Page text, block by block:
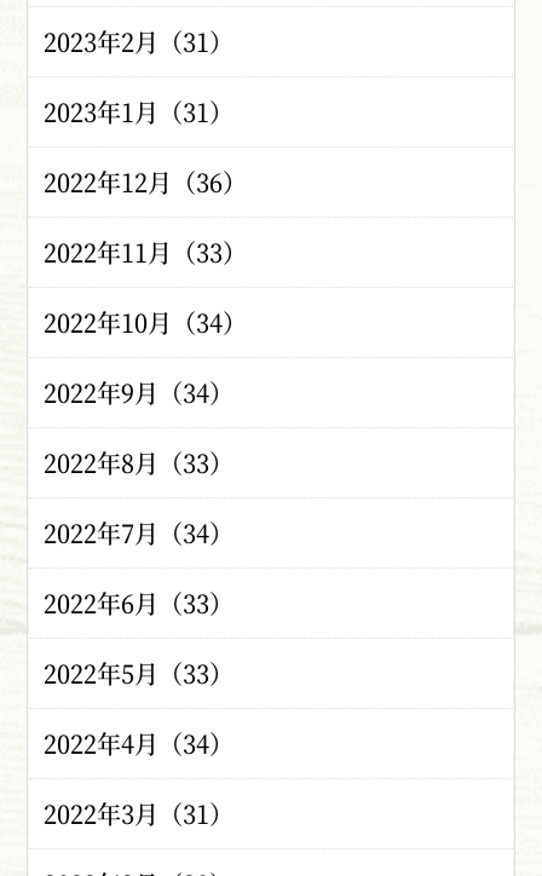
2023年2月（31）
2023年1月（31）
2022年12月（36）
2022年11月（33）
2022年10月（34）
2022年9月（34）
2022年8月（33）
2022年7月（34）
2022年6月（33）
2022年5月（33）
2022年4月（34）
2022年3月（31）